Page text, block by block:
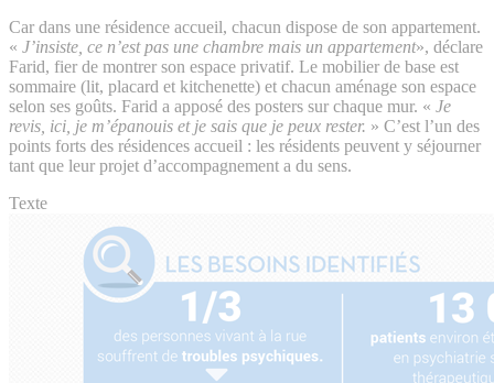
Car dans une résidence accueil, chacun dispose de son appartement.
« J’insiste, ce n’est pas une chambre mais un appartement», déclare
Farid, fier de montrer son espace privatif. Le mobilier de base est
sommaire (lit, placard et kitchenette) et chacun aménage son espace
selon ses goûts. Farid a apposé des posters sur chaque mur. « Je
revis, ici, je m’épanouis et je sais que je peux rester. » C’est l’un des
points forts des résidences accueil : les résidents peuvent y séjourner
tant que leur projet d’accompagnement a du sens.
Texte